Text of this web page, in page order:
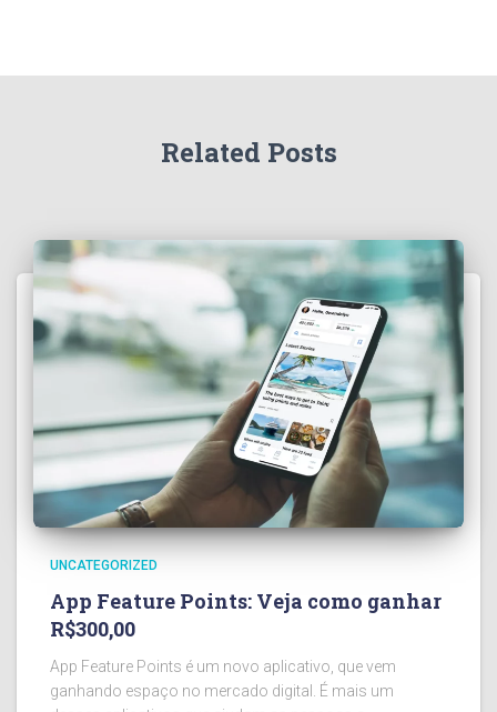
Related Posts
UNCATEGORIZED
App Feature Points: Veja como ganhar
R$300,00
App Feature Points é um novo aplicativo, que vem
ganhando espaço no mercado digital. É mais um